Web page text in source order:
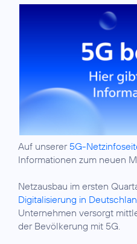
Auf unserer 5G-
Informationen zum neuen
Netzausbau im ersten
Digitalisierung in
Unternehmen versorgt
der Bevölkerung mit 5G.